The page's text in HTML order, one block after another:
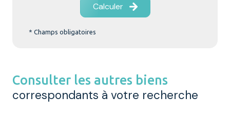
Calculer
* Champs obligatoires
Consulter les autres biens
correspondants à votre recherche